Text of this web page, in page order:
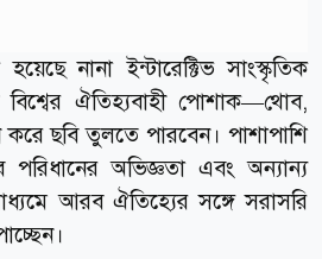
নানা ইন্টারেক্টিভ সাংস্কৃতিক
ঐতিহ্যবাহী পোশাক—থোব,
ছবি তুলতে পারবেন। পাশাপাশি
পরিধানের অভিজ্ঞতা এবং অন্যান্য
আরব ঐতিহ্যের সঙ্গে সরাসরি